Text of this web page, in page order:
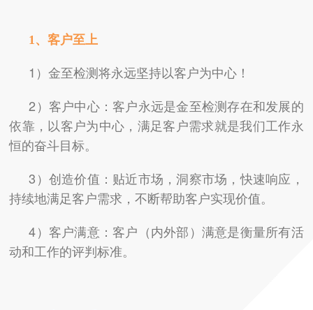
1、客户至上
1）金至检测将永远坚持以客户为中心！
2）客户中心：客户永远是金至检测存在和发展的
依靠，以客户为中心，满足客户需求就是我们工作永
恒的奋斗目标。
3）创造价值：贴近市场，洞察市场，快速响应，
持续地满足客户需求，不断帮助客户实现价值。
4）客户满意：客户（内外部）满意是衡量所有活
动和工作的评判标准。